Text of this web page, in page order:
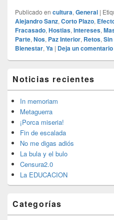
Publicado en cultura, General |
Alejandro Sanz, Corto Plazo,
Fracasado, Hostias, Intereses,
Parte, Nos, Paz Interior, Retos,
Bienestar, Ya | Deja un comentario
área
de
widget
barra
lateral
primaria
Noticias recientes
In memoriam
Metaguerra
¡Porca miseria!
Fin de escalada
No me digas adiós
La bula y el bulo
Censura2.0
La EDUCACION
Categorías